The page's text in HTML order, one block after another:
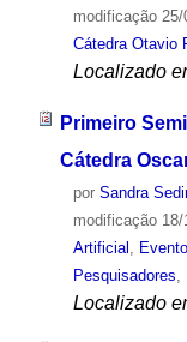
modificação25/
Cátedra Otavio
Localizado
Primeiro
Cátedra
por Sandra
modificação18/
Artificial
Pesquisadores
Localizado